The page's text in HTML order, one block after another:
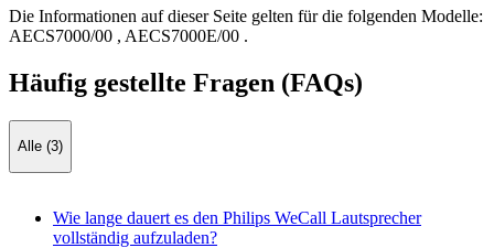
Die Informationen auf dieser Seite gelten für die folgenden Modelle:
AECS7000/00 , AECS7000E/00 .
Häufig gestellte Fragen (FAQs)
Alle (3)
Wie lange dauert es den Philips WeCall Lautsprecher
vollständig aufzuladen?